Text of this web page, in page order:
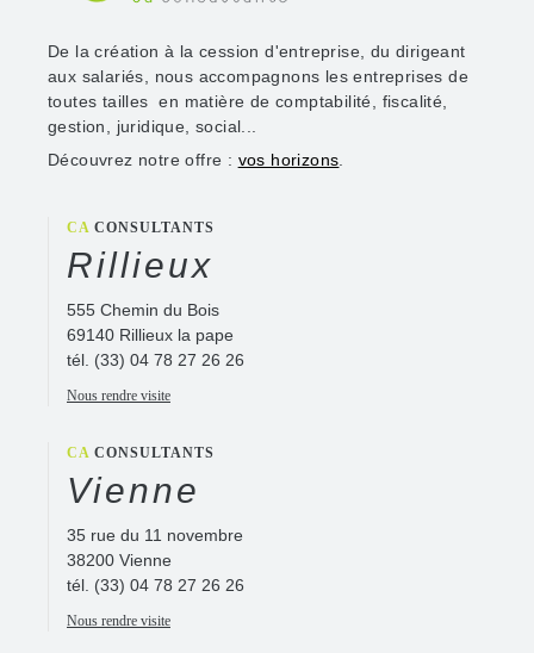
De la création à la cession d'entreprise, du dirigeant
aux salariés, nous accompagnons les entreprises de
toutes tailles en matière de comptabilité, fiscalité,
gestion, juridique, social...
Découvrez notre offre : vos horizons
CA CONSULTANTS
Rillieux
555 Chemin du Bois
69140 Rillieux la pape
tél. (33) 04 78 27 26 26
Nous rendre visite
CA CONSULTANTS
Vienne
35 rue du 11 novembre
38200 Vienne
tél. (33) 04 78 27 26 26
Nous rendre visite